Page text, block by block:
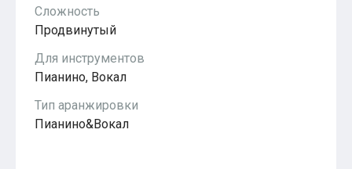
Сложность
Продвинутый
Для инструментов
Пианино, Вокал
Тип аранжировки
Пианино&Вокал